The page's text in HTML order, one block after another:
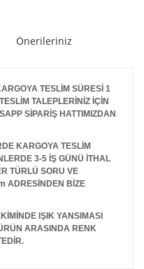
Önerileriniz
TESLİM SÜRESİ 1
TALEPLERİNİZ İÇİN
SİPARİŞ HATTIMIZDAN
KARGOYA TESLİM
3-5 İŞ GÜNÜ İTHAL
TÜRLÜ SORU VE
ADRESİNDEN BİZE
IŞIK YANSIMASI
ARASINDA RENK